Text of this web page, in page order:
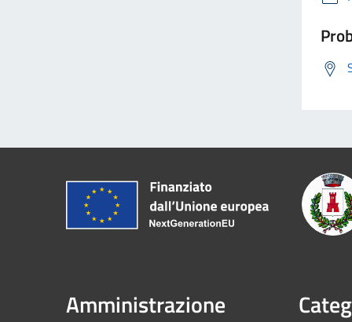
Amministrazione